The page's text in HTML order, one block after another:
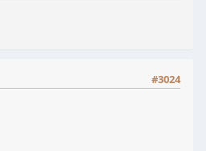
#3024